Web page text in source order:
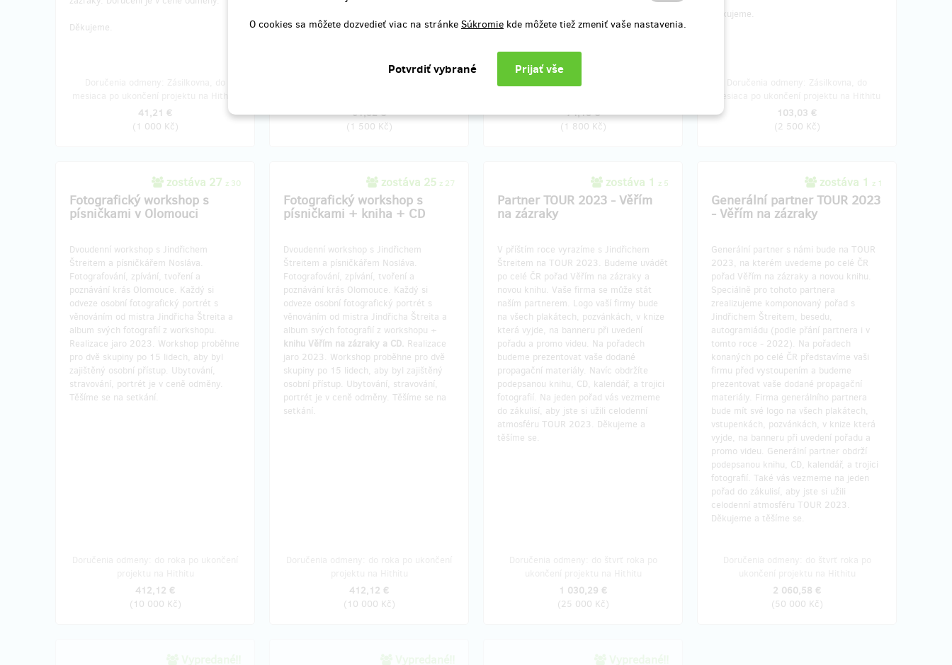
O cookies sa môžete dozvedieť viac na stránke Súkromie kde môžete tiež zmeniť vaše nastavenia.
Děkujeme.
41,21 €
(1 000 Kč)
Děkujeme.
61,82 €
(1 500 Kč)
Doručenia odmeny: Zásilkovna, do štvrť
74,18 €
(1 800 Kč)
Děkujeme.
103,03 €
(2 500 Kč)
zostáva 27 z 30
Fotografický workshop s
písničkami v Olomouci
Dvoudenní workshop s Jindřichem
Štreitem a písničkářem Nosláva.
Fotografování, zpívání, tvoření a
poznávání krás Olomouce. Každý si
odveze osobní fotografický portrét s
věnováním od mistra Jindřicha Štreita a
album svých fotografií z workshopu.
Realizace jaro 2023. Workshop proběhne
pro dvě skupiny po 15 lidech, aby byl
zajištěný osobní přístup. Ubytování,
stravování, portrét je v ceně odměny.
Těšíme se na setkání.
412,12 €
(10 000 Kč)
zostáva 25 z 27
Fotografický workshop s
písničkami + kniha + CD
Dvoudenní workshop s Jindřichem
Štreitem a písničkářem Nosláva.
Fotografování, zpívání, tvoření a
poznávání krás Olomouce. Každý si
odveze osobní fotografický portrét s
věnováním od mistra Jindřicha Štreita a
album svých fotografií z workshopu +
knihu Věřím na zázraky a CD. Realizace
jaro 2023. Workshop proběhne pro dvě
skupiny po 15 lidech, aby byl zajištěný
osobní přístup. Ubytování, stravování,
portrét je v ceně odměny. Těšíme se na
setkání.
412,12 €
(10 000 Kč)
zostáva 1 z 5
Partner TOUR 2023 - Věřím
na zázraky
V příštím roce vyrazíme s Jindřichem
Štreitem na TOUR 2023. Budeme uvádět
po celé ČR pořad Věřím na zázraky a
novou knihu. Vaše firma se může stát
naším partnerem. Logo vaší firmy bude
na všech plakátech, pozvánkách, v knize
která vyjde, na banneru při uvedení
pořadu a promo videu. Na pořadech
budeme prezentovat vaše dodané
propagační materiály. Navíc obdržíte
podepsanou knihu, CD, kalendář, a trojici
fotografií. Na jeden pořad vás vezmeme
do zákulisí, aby jste si užili celodenní
atmosféru TOUR 2023. Děkujeme a
těšíme se.
1 030,29 €
(25 000 Kč)
zostáva 1 z 1
Generální partner TOUR 2023
- Věřím na zázraky
Generální partner s námi bude na TOUR
2023, na kterém uvedeme po celé ČR
pořad Věřím na zázraky a novou knihu.
Speciálně pro tohoto partnera
zrealizujeme komponovaný pořad s
Jindřichem Štreitem, besedu,
autogramiádu (podle přání partnera i v
tomto roce - 2022). Na pořadech
konaných po celé ČR představíme vaši
firmu před vystoupením a budeme
prezentovat vaše dodané propagační
materiály. Firma generálního partnera
bude mít své logo na všech plakátech,
vstupenkách, pozvánkách, v knize která
vyjde, na banneru při uvedení pořadu a
promo videu. Generální partner obdrží
podepsanou knihu, CD, kalendář, a trojici
fotografií. Také vás vezmeme na jeden
pořad do zákulisí, aby jste si užili
celodenní atmosféru TOUR 2023.
Děkujeme a těšíme se.
2 060,58 €
(50 000 Kč)